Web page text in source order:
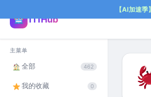
【AI加速季】
111Hub
主菜单
全部 462
我的收藏 0